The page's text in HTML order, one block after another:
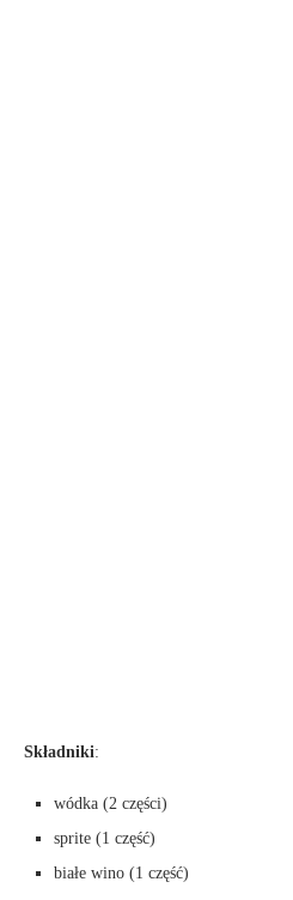
Składniki:
wódka (2 części)
sprite (1 część)
białe wino (1 część)